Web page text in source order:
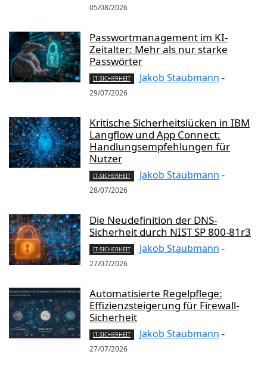
05/08/2026
Passwortmanagement im KI-
Zeitalter: Mehr als nur starke
Passwörter
IT-SICHERHEIT Jakob Staubmann -
29/07/2026
Kritische Sicherheitslücken in IBM
Langflow und App Connect:
Handlungsempfehlungen für
Nutzer
IT-SICHERHEIT Jakob Staubmann -
28/07/2026
Die Neudefinition der DNS-
Sicherheit durch NIST SP 800-81r3
IT-SICHERHEIT Jakob Staubmann -
27/07/2026
Automatisierte Regelpflege:
Effizienzsteigerung für Firewall-
Sicherheit
IT-SICHERHEIT Jakob Staubmann -
27/07/2026